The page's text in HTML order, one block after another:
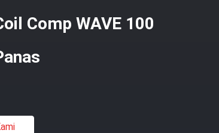
Comp WAVE 100